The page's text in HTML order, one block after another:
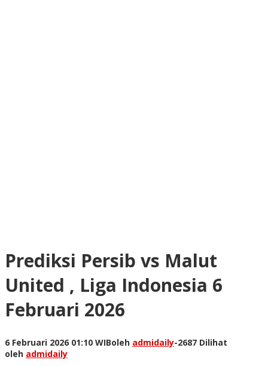
Prediksi Persib vs Malut
United , Liga Indonesia 6
Februari 2026
6 Februari 2026 01:10 WIBoleh admidaily-2687 Dilihat
oleh admidaily